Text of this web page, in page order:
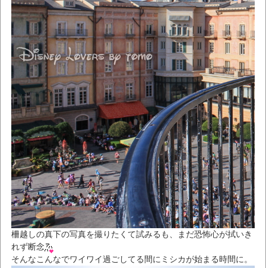
柵越しの真下の写真を撮りたくて試みるも、まだ恐怖心が拭いき
れず断念
そんなこんなでワイワイ過ごしてる間にミシカが始まる時間に。